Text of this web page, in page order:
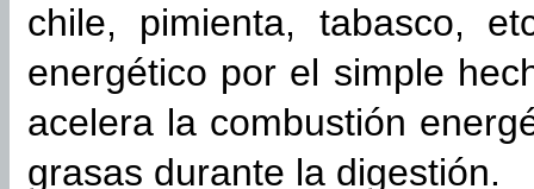
chile, pimienta, tabasco,
energético por el simple
acelera la combustión
grasas durante la digestión.